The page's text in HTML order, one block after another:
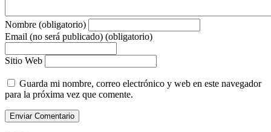
Nombre (obligatorio)
Email (no será publicado) (obligatorio)
Sitio Web
Guarda mi nombre, correo electrónico y web en este navegador
para la próxima vez que comente.